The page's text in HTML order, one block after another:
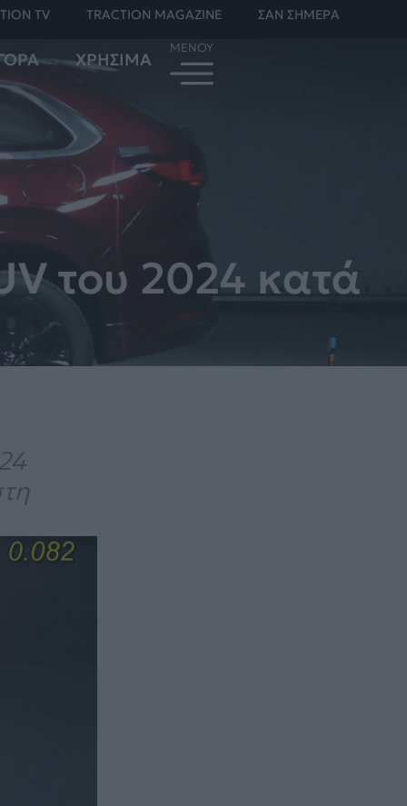
TV TRACTION MAGAZINE ΣΑΝ ΣΗΜΕΡΑ
ΧΡΗΣΙΜΑ
του 2024 κατά